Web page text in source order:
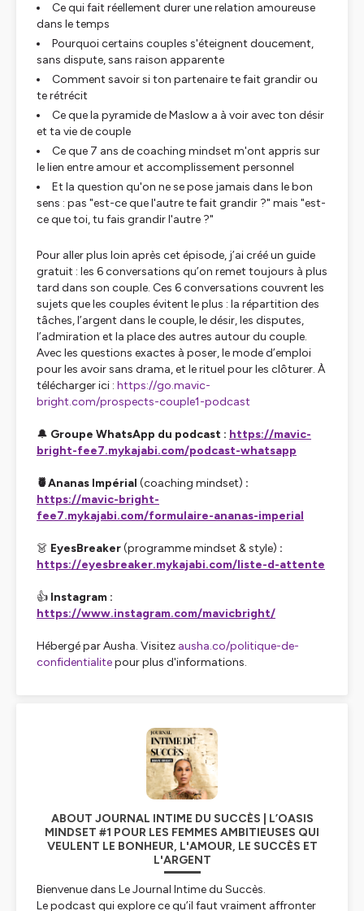
Ce qui fait réellement durer une relation amoureuse
dans le temps
Pourquoi certains couples s'éteignent doucement,
sans dispute, sans raison apparente
Comment savoir si ton partenaire te fait grandir ou
te rétrécit
Ce que la pyramide de Maslow a à voir avec ton désir
et ta vie de couple
Ce que 7 ans de coaching mindset m'ont appris sur
le lien entre amour et accomplissement personnel
Et la question qu'on ne se pose jamais dans le bon
sens : pas "est-ce que l'autre te fait grandir ?" mais "est-
ce que toi, tu fais grandir l'autre ?"
Pour aller plus loin après cet épisode, j’ai créé un guide
gratuit : les 6 conversations qu’on remet toujours à plus
tard dans son couple. Ces 6 conversations couvrent les
sujets que les couples évitent le plus : la répartition des
tâches, l’argent dans le couple, le désir, les disputes,
l’admiration et la place des autres autour du couple.
Avec les questions exactes à poser, le mode d’emploi
pour les avoir sans drama, et le rituel pour les clôturer. À
télécharger ici : https://go.mavic-
bright.com/prospects-couple1-podcast
🔔 Groupe WhatsApp du podcast : https://mavic-
bright-fee7.mykajabi.com/podcast-whatsapp
🍍Ananas Impérial (coaching mindset) :
https://mavic-bright-
fee7.mykajabi.com/formulaire-ananas-imperial
👗 EyesBreaker(programme mindset & style) :
https://eyesbreaker.mykajabi.com/liste-d-attente
👍 Instagram :
https://www.instagram.com/mavicbright/
Hébergé par Ausha. Visitez ausha.co/politique-de-
confidentialitepour plus d'informations.
ABOUT JOURNAL INTIME DU SUCCÈS | L’OASIS
MINDSET #1 POUR LES FEMMES AMBITIEUSES QUI
VEULENT LE BONHEUR, L'AMOUR, LE SUCCÈS ET
L'ARGENT
Bienvenue dans Le Journal Intime du Succès.
Le podcast qui explore ce qu’il faut vraiment affronter